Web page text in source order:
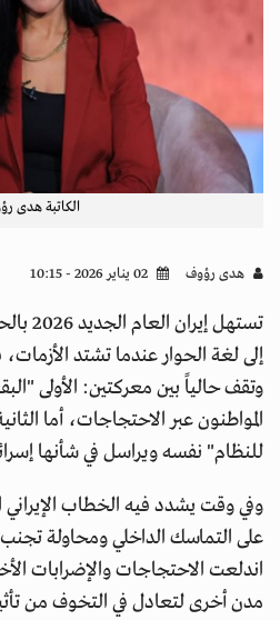
الكاتبة هدى
هدى رؤوف
تستهل
إلى لغة الحوار عندما تشتد الأزمات،
وتقف حالياً بين معركتين: الأولى
المواطنون عبر الاحتجاجات، أما
للنظام" نفسه ويراسل في شأنها
وفي وقت يشدد فيه الخطاب
على التماسك الداخلي ومحاولة تجنب
اندلعت الاحتجاجات والإضرابات
مدن أخرى لتعادل في التخوف من